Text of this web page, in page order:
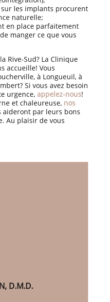
sur les implants procurent
naturelle;
en place parfaitement
manger ce que vous
Rive-Sud? La Clinique
accueille! Vous
à Longueuil, à
Si vous avez besoin
urgence, appelez-nous!
et chaleureuse, nos
aideront par leurs bons
Au plaisir de vous
D.M.D.